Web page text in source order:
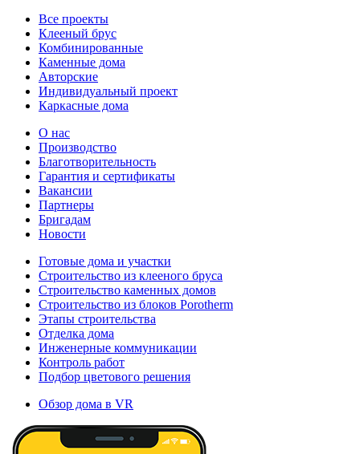
Все проекты
Клееный брус
Комбинированные
Каменные дома
Авторские
Индивидуальный проект
Каркасные дома
О нас
Производство
Благотворительность
Гарантия и сертификаты
Вакансии
Партнеры
Бригадам
Новости
Готовые дома и участки
Строительство из клееного бруса
Строительство каменных домов
Строительство из блоков Porotherm
Этапы строительства
Отделка дома
Инженерные коммуникации
Контроль работ
Подбор цветового решения
Обзор дома в VR